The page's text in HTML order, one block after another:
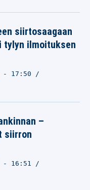
siirtosaagaan
tylyn ilmoituksen
- 17:50
–
siirron
- 16:51